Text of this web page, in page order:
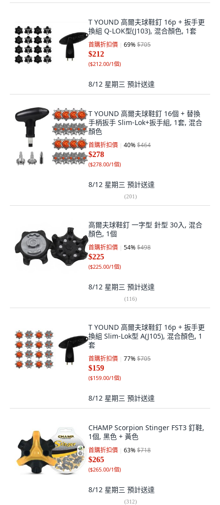
T YOUND 高爾夫球鞋釘 16p + 扳手更
換組 Q-LOK型(J103), 混合顏色, 1套
首購折扣價 69%$705
$212
($212.00/1個)
8/12 星期三 預計送達
T YOUND 高爾夫球鞋釘 16個 + 替換
手柄扳手 Slim-Lok+扳手組, 1套, 混合
顏色
首購折扣價 40%$464
$278
($278.00/1個)
8/12 星期三 預計送達
(201)
高爾夫球鞋釘 一字型 針型 30入, 混合
顏色, 1個
首購折扣價 54%$498
$225
($225.00/1個)
8/12 星期三 預計送達
(116)
T YOUND 高爾夫球鞋釘 16p + 扳手更
換組 Slim-Lok型 A(J105), 混合顏色, 1
套
首購折扣價 77%$705
$159
($159.00/1個)
8/12 星期三 預計送達
CHAMP Scorpion Stinger FST3 釘鞋,
1個, 黑色 + 黃色
首購折扣價 63%$718
$265
($265.00/1個)
8/12 星期三 預計送達
(312)